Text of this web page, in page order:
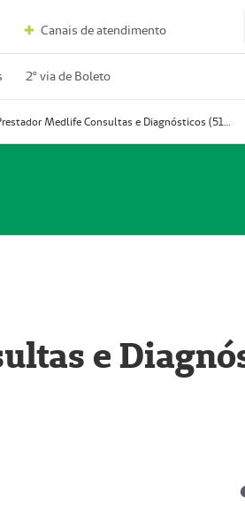
Canais de atendimento
2º via de Boleto
Prestador Medlife Consultas e Diagnósticos (51004334-2)
e